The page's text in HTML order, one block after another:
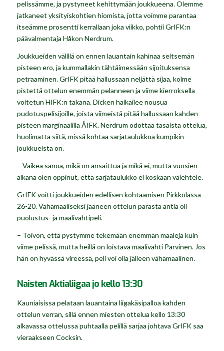
pelissämme, ja pystyneet kehittymään joukkueena. Olemme
jatkaneet yksityiskohtien hiomista, jotta voimme parantaa
itseämme prosentti kerrallaan joka viikko, pohtii GrIFK:n
päävalmentaja Håkon Nerdrum.
Joukkueiden välillä on ennen lauantain kahinaa seitsemän
pisteen ero, ja kummallakin tähtäimessään sijoituksensa
petraaminen. GrIFK pitää hallussaan neljättä sijaa, kolme
pistettä ottelun enemmän pelanneen ja viime kierroksella
voitetun HIFK:n takana. Dicken haikailee nousua
pudotuspelisijoille, joista viimeistä pitää hallussaan kahden
pisteen marginaalilla ÅIFK. Nerdrum odottaa tasaista ottelua,
huolimatta siitä, missä kohtaa sarjataulukkoa kumpikin
joukkueista on.
– Vaikea sanoa, mikä on ansaittua ja mikä ei, mutta vuosien
aikana olen oppinut, että sarjataulukko ei koskaan valehtele.
GrIFK voitti joukkueiden edellisen kohtaamisen Pirkkolassa
26-20. Vähämaaliseksi jääneen ottelun parasta antia oli
puolustus- ja maalivahtipeli.
– Toivon, että pystymme tekemään enemmän maaleja kuin
viime pelissä, mutta heillä on loistava maalivahti Parvinen. Jos
hän on hyvässä vireessä, peli voi olla jälleen vähämaalinen.
Naisten Aktialiigaa jo kello 13:30
Kauniaisissa pelataan lauantaina liigakäsipalloa kahden
ottelun verran, sillä ennen miesten ottelua kello 13:30
alkavassa ottelussa puhtaalla pelillä sarjaa johtava GrIFK saa
vieraakseen Cocksin.